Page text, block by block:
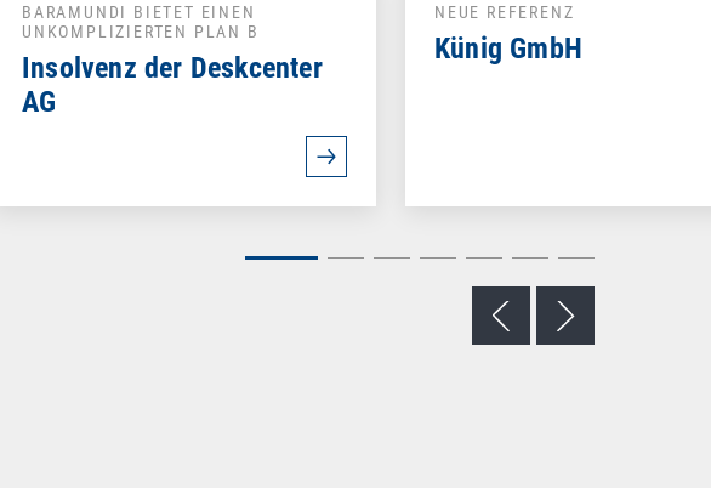
BARAMUNDI BIETET EINEN
UNKOMPLIZIERTEN PLAN B
Insolvenz der Deskcenter
AG
NEUE REFERENZ
Künig GmbH